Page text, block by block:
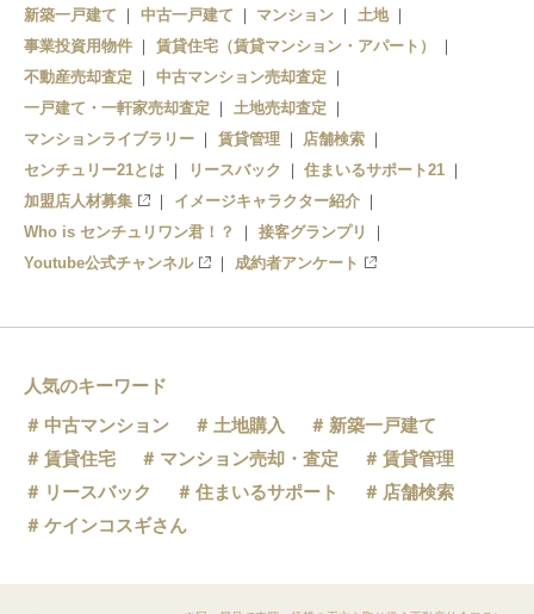
新築一戸建て 中古一戸建て マンション
土地
事業投資用物件
賃貸住宅（賃貸マンション・アパート）
不動産売却査定
中古マンション売却査定
一戸建て・一軒家売却査定
土地売却査定
マンションライブラリー
賃貸管理
店舗検索
センチュリー21とは
リースバック
住まいるサポート21
加盟店人材募集
イメージキャラクター紹介
Who is センチュリワン君！？
接客グランプリ
Youtube公式チャンネル
成約者アンケート
人気のキーワード
中古マンション
土地購入
新築一戸建て
賃貸住宅
マンション売却・査定
賃貸管理
リースバック
住まいるサポート
店舗検索
ケインコスギさん